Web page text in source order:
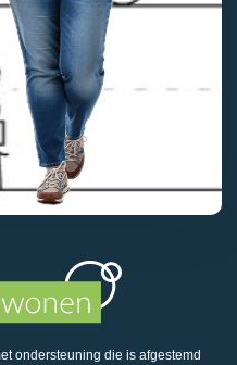
ondersteuning die is afgestemd